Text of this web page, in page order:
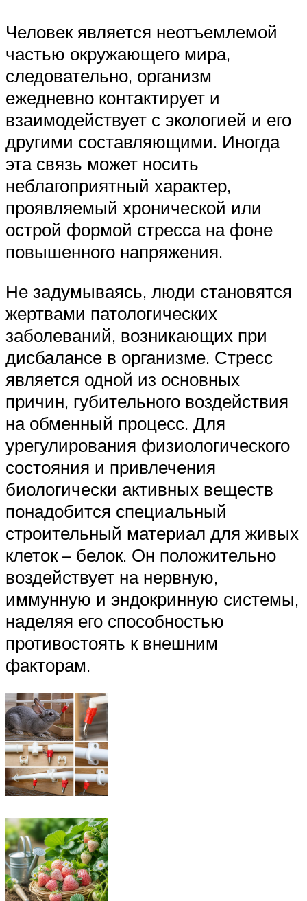
Человек является неотъемлемой
частью окружающего мира,
следовательно, организм
ежедневно контактирует и
взаимодействует с экологией и его
другими составляющими. Иногда
эта связь может носить
неблагоприятный характер,
проявляемый хронической или
острой формой стресса на фоне
повышенного напряжения.
Не задумываясь, люди становятся
жертвами патологических
заболеваний, возникающих при
дисбалансе в организме. Стресс
является одной из основных
причин, губительного воздействия
на обменный процесс. Для
урегулирования физиологического
состояния и привлечения
биологически активных веществ
понадобится специальный
строительный материал для живых
клеток – белок. Он положительно
воздействует на нервную,
иммунную и эндокринную системы,
наделяя его способностью
противостоять к внешним
факторам.